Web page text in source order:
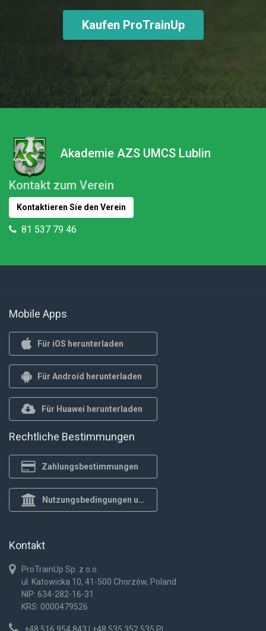
Kaufen ProTrainUp
Akademie AZS UMCS Lublin
Kontakt zum Verein
Kontaktieren Sie den Verein
81 537 79 46
Mobile Apps
Für iOS herunterladen
Für Android herunterladen
Für Huawei herunterladen
Rechtliche Bestimmungen
Zahlungsbestimmungen
Nutzungsbedingungen und Datenschutzrichtlinie
Kontakt
ProTrainUp Sp. z o.o.
ul. Katowicka 10, 41-500 Chorzów, Poland
NIP: 634-282-16-31
KRS: 0000479526